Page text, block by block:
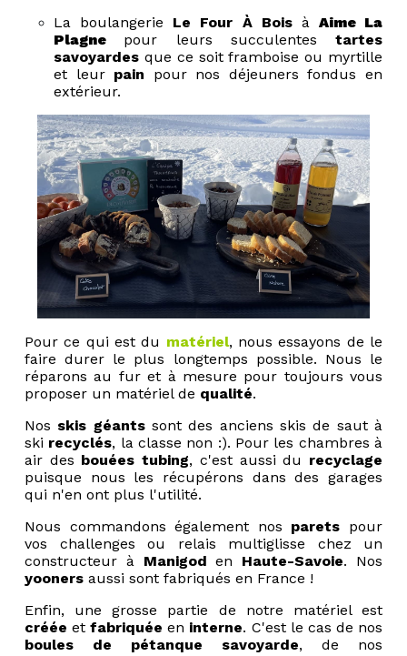
La boulangerie Le Four À Bois à Aime La
Plagne pour leurs succulentes tartes
savoyardes que ce soit framboise ou myrtille
et leur pain pour nos déjeuners fondus en
extérieur.
Pour ce qui est du matériel, nous essayons de le
faire durer le plus longtemps possible. Nous le
réparons au fur et à mesure pour toujours vous
proposer un matériel de qualité.
Nos skis géantssont des anciens skis de saut à
ski recyclés, la classe non :). Pour les chambres à
air des bouées tubing, c'est aussi du recyclage
puisque nous les récupérons dans des garages
qui n'en ont plus l'utilité.
Nous commandons également nos parets pour
vos challenges ou relais multiglisse chez un
constructeur à Manigod en Haute-Savoie. Nos
yooners aussi sont fabriqués en France !
Enfin, une grosse partie de notre matériel est
créée etfabriquée en interne. C'est le cas de nos
boules de pétanque savoyarde, de nos